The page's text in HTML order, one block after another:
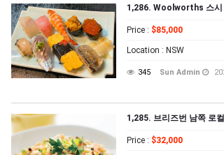
1,286. Woolworths 스시
Price : $85,000
Location : NSW
345 Sun Admin
1,285. 브리즈번 남쪽 로
Price : $32,000